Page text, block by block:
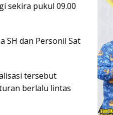
sekira pukul 09.00
SH dan Personil Sat
tersebut
berlalu lintas